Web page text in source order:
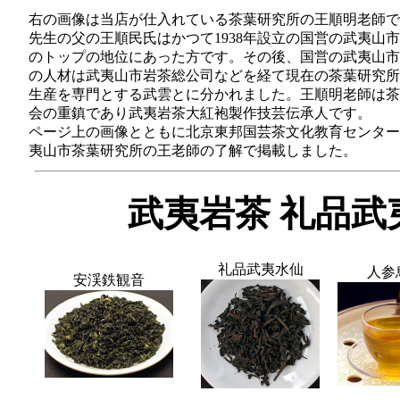
右の画像は当店が仕入れている茶葉研究所の王順明老師
先生の父の王順民氏はかつて1938年設立の国営の武夷山
のトップの地位にあった方です。その後、国営の武夷山
の人材は武夷山市岩茶総公司などを経て現在の茶葉研究
生産を専門とする武雲とに分かれました。王順明老師は
会の重鎮であり武夷岩茶大紅袍製作技芸伝承人です。
ページ上の画像とともに北京東邦国芸茶文化教育センタ
夷山市茶葉研究所の王老師の了解で掲載しました。
武夷岩茶 礼品
安渓鉄観音
礼品武夷水仙 人参